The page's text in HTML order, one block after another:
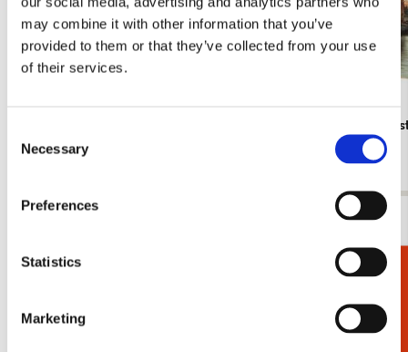
may combine it with other information that you’ve
provided to them or that they’ve collected from your use
of their services.
Selection
Necessary
Preferences
Statistics
Marketing
dichteressen. Amnesty International
A Short
€ 19,99
Meer van Kunstboeken Cadeaukiezer